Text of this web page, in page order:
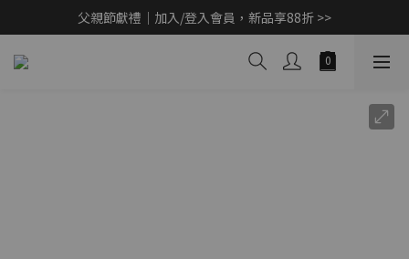
父親節獻禮｜加入/登入會員，新品享88折 >>
父親節獻禮｜加入/登入會員，新品享88折 >>
Marvel 蜘蛛人 v.s. 浩克限量聯名款限量開賣 >>